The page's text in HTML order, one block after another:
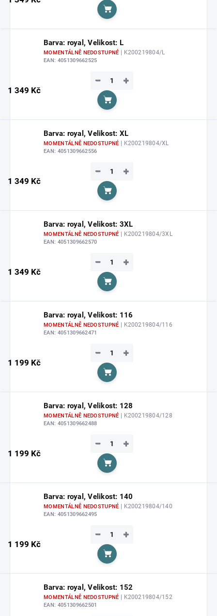
Do košíku
Barva: royal, Velikost: L
MOMENTÁLNĚ NEDOSTUPNÉ | K200219804/L
EAN: 4051309662525
1 349 Kč
+
−
Do košíku
Barva: royal, Velikost: XL
MOMENTÁLNĚ NEDOSTUPNÉ | K200219804/XL
EAN: 4051309662556
1 349 Kč
+
−
Do košíku
Barva: royal, Velikost: 3XL
MOMENTÁLNĚ NEDOSTUPNÉ | K200219804/3XL
EAN: 4051309662570
1 349 Kč
+
−
Do košíku
Barva: royal, Velikost: 116
MOMENTÁLNĚ NEDOSTUPNÉ | K200219804/116
EAN: 4051309662471
1 199 Kč
+
−
Do košíku
Barva: royal, Velikost: 128
MOMENTÁLNĚ NEDOSTUPNÉ | K200219804/128
EAN: 4051309662488
1 199 Kč
+
−
Do košíku
Barva: royal, Velikost: 140
MOMENTÁLNĚ NEDOSTUPNÉ | K200219804/140
EAN: 4051309662495
1 199 Kč
+
−
Do košíku
Barva: royal, Velikost: 152
MOMENTÁLNĚ NEDOSTUPNÉ | K200219804/152
EAN: 4051309662501